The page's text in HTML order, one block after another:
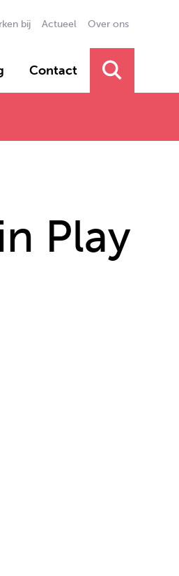
Play
bij Actueel Over ons
Contact